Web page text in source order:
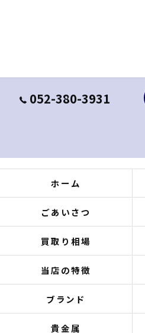
052-380-3931
ホーム
ごあいさつ
買取り相場
当店の特徴
ブランド
貴金属